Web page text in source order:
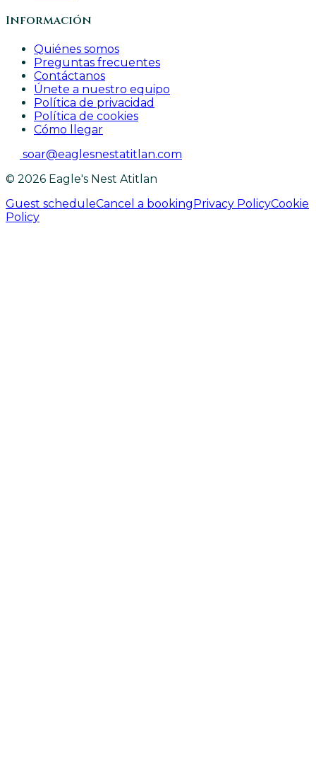
Información
Quiénes somos
Preguntas frecuentes
Contáctanos
Únete a nuestro equipo
Política de privacidad
Política de cookies
Cómo llegar
soar@eaglesnestatitlan.com
© 2026 Eagle's Nest Atitlan
Guest scheduleCancel a booking Privacy PolicyCookie
Policy